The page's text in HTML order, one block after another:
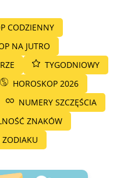
CODZIENNY
NA JUTRO
TYGODNIOWY
HOROSKOP 2026
NUMERY SZCZĘŚCIA
ZNAKÓW